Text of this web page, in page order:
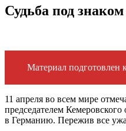
Судьба под
Материал подготовлен
11 апреля во всем мире
председателем
в Германию. Пережив все